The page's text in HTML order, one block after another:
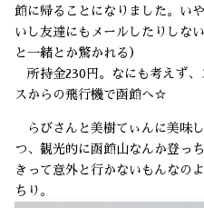
館に帰ることになりました。い
いし友達にもメールしたりしな
と一緒とか驚かれる）
所持金230円。なにも考えず、
スからの飛行機で函館へ☆
らびさんと美樹てぃんに美味
つ、観光的に函館山なんか登っ
きって意外と行かないもんなの
ちり。